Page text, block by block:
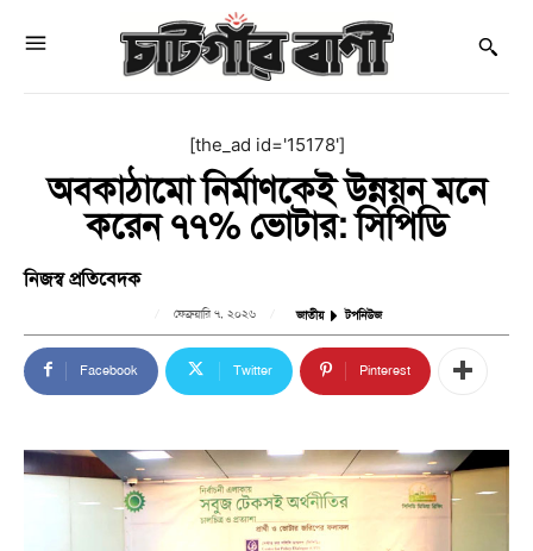
[the_ad id='15178']
অবকাঠামো নির্মাণকেই উন্নয়ন মনে
করেন ৭৭% ভোটার: সিপিডি
নিজস্ব প্রতিবেদক
ফেব্রুয়ারি ৭, ২০২৬ জাতীয় টপনিউজ
Facebook Twitter Pinterest